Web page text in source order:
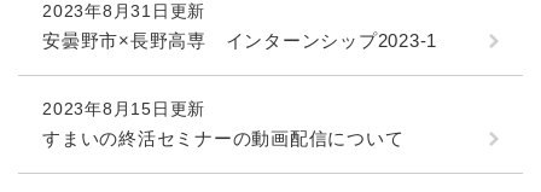
2023年8月31日更新
安曇野市×長野高専 インターンシップ2023-1
2023年8月15日更新
すまいの終活セミナーの動画配信について